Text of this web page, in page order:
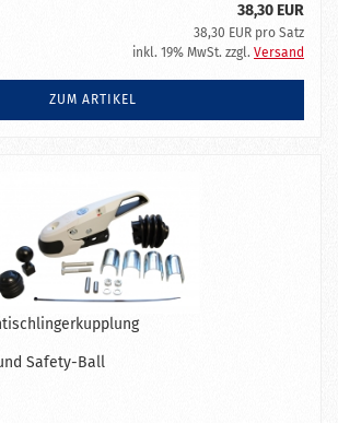
38,30 EUR
38,30 EUR pro Satz
inkl. 19% MwSt. zzgl. Versand
ZUM ARTIKEL
Safety-Ball